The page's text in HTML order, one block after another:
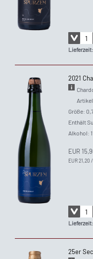
Lieferzeit:
2021
Größe:
Enthält
Alkohol:
EUR
EUR 21,20
Lieferzeit:
25er